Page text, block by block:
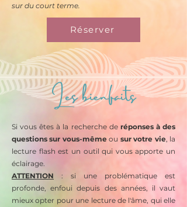
sur du court terme.
Réserver
Les bienfaits
Si vous êtes à la recherche de réponses à des
questions sur vous-mêmeou sur votre vie, la
lecture flash est un outil qui vous apporte un
éclairage.
ATTENTION : si une problématique est
profonde, enfoui depuis des années, il vaut
mieux opter pour une lecture de l'âme, qui elle